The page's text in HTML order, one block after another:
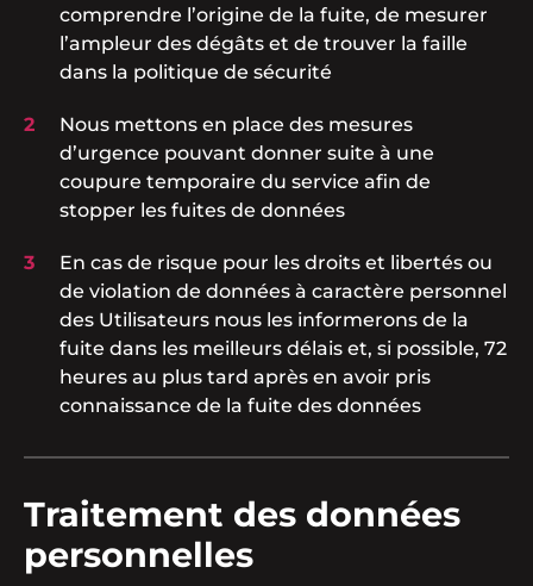
comprendre l’origine de la fuite, de mesurer
l’ampleur des dégâts et de trouver la faille
dans la politique de sécurité
Nous mettons en place des mesures
d’urgence pouvant donner suite à une
coupure temporaire du service afin de
stopper les fuites de données
En cas de risque pour les droits et libertés ou
de violation de données à caractère personnel
des Utilisateurs nous les informerons de la
fuite dans les meilleurs délais et, si possible, 72
heures au plus tard après en avoir pris
connaissance de la fuite des données
Traitement des données
personnelles